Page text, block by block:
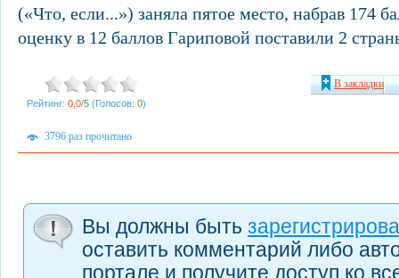
(«Что, если...») заняла пятое место, набрав 174
оценку в 12 баллов Гариповой поставили 2
Рейтинг: 0,0/5 (Голосов: 0)
В закладки
3796 раз прочитано
Вы должны быть
оставить комментарий либо
портале и получите доступ ко